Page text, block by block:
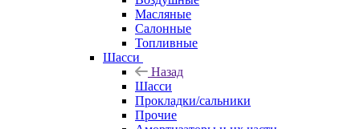
Масляные
Салонные
Топливные
Шасси
Назад
Шасси
Прокладки/сальники
Прочие